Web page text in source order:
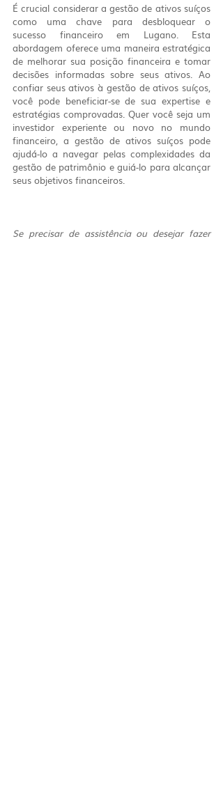
É crucial considerar a gestão de ativos suíços
como uma chave para desbloquear o
sucesso financeiro em Lugano. Esta
abordagem oferece uma maneira estratégica
de melhorar sua posição financeira e tomar
decisões informadas sobre seus ativos. Ao
confiar seus ativos à gestão de ativos suíços,
você pode beneficiar-se de sua expertise e
estratégias comprovadas. Quer você seja um
investidor experiente ou novo no mundo
financeiro, a gestão de ativos suíços pode
ajudá-lo a navegar pelas complexidades da
gestão de patrimônio e guiá-lo para alcançar
seus objetivos financeiros.
Se precisar de assistência ou desejar fazer